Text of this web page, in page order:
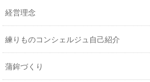
経営理念
練りものコンシェルジュ自己紹介
蒲鉾づくり